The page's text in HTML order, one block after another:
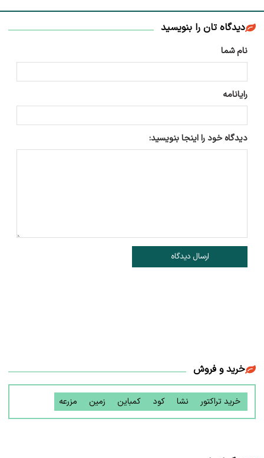
دیدگاه تان را بنویسید
نام شما
رایانامه
دیدگاه خود را اینجا بنویسید:
ارسال دیدگاه
خرید و فروش
خرید تراکتور نشا کود کمباین زمین مزرعه